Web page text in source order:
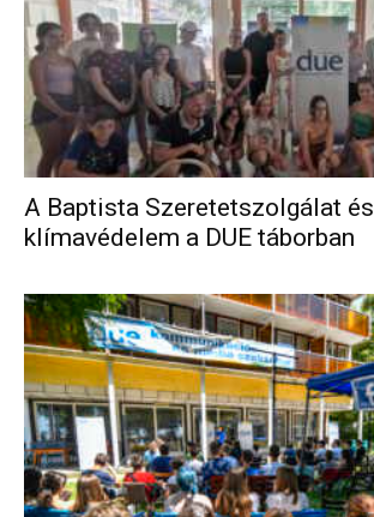
A Baptista Szeretetszolgálat és
klímavédelem a DUE táborban